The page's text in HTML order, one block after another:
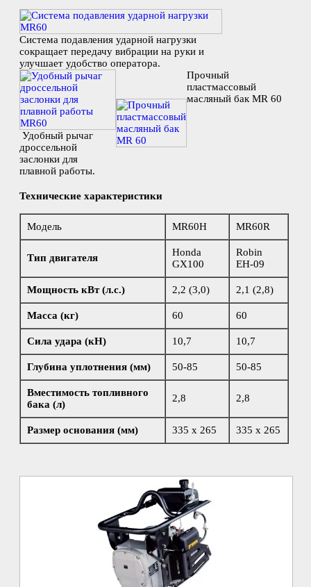
Система подавления ударной нагрузки
сокращает передачу вибрации на руки и
улучшает удобство оператора.
Удобный рычаг
дроссельной
заслонки для
плавной работы.
Прочный
пластмассовый
масляный бак MR 60
Технические характеристики
Модель MR60H MR60R
Тип двигателя
Honda
GX100
Robin
EН-09
Мощность кВт (л.с.) 2,2 (3,0) 2,1 (2,8)
Масса (кг) 60 60
Сила удара (кН) 10,7 10,7
Глубина уплотнения (мм) 50-85 50-85
Вместимость топливного
бака (л)
2,8 2,8
Размер основания (мм) 335 х 265 335 х 265